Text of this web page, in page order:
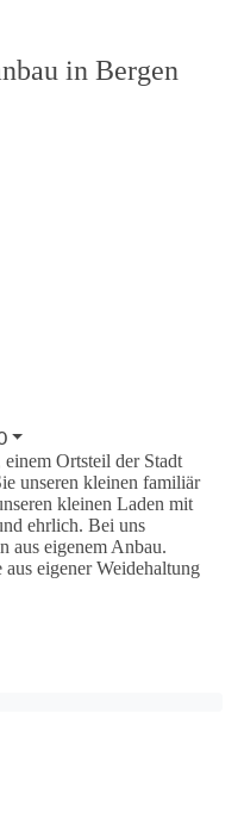
in Bergen
Ortsteil der Stadt
unseren kleinen familiär
kleinen Laden mit
ehrlich. Bei uns
aus eigenem Anbau.
eigener Weidehaltung